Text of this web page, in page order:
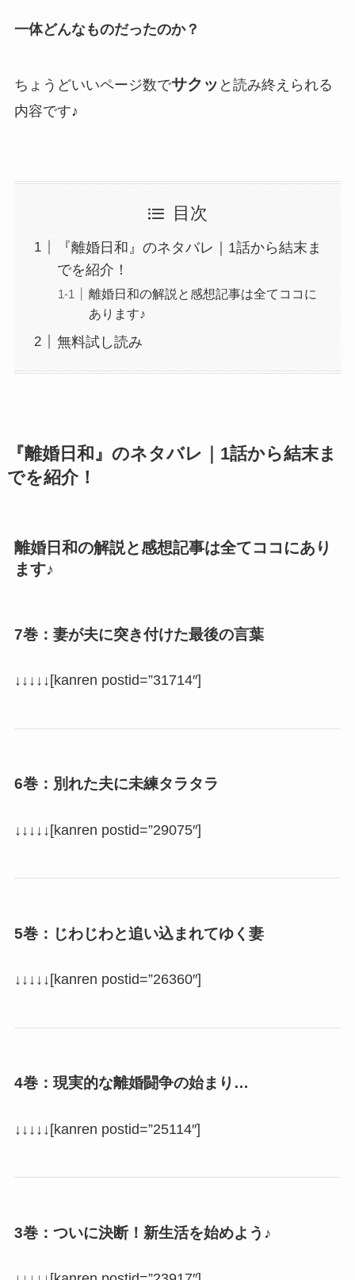
一体どんなものだったのか？
ちょうどいいページ数でサクッ と読み終えられる
内容です♪
目次
『離婚日和』のネタバレ｜1話から結末ま
でを紹介！
離婚日和の解説と感想記事は全てココに
あります♪
無料試し読み
『離婚日和』のネタバレ｜1話から結末ま
でを紹介！
離婚日和の解説と感想記事は全てココにあり
ます♪
7巻：妻が夫に突き付けた最後の言葉
↓↓↓↓↓[kanren postid=”31714″]
6巻：別れた夫に未練タラタラ
↓↓↓↓↓[kanren postid=”29075″]
5巻：じわじわと追い込まれてゆく妻
↓↓↓↓↓[kanren postid=”26360″]
4巻：現実的な離婚闘争の始まり…
↓↓↓↓↓[kanren postid=”25114″]
3巻：ついに決断！新生活を始めよう♪